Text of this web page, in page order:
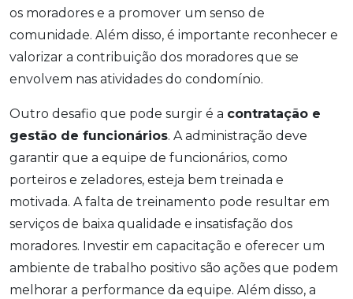
os moradores e a promover um senso de
comunidade. Além disso, é importante reconhecer e
valorizar a contribuição dos moradores que se
envolvem nas atividades do condomínio.
Outro desafio que pode surgir é a contratação e
gestão de funcionários. A administração deve
garantir que a equipe de funcionários, como
porteiros e zeladores, esteja bem treinada e
motivada. A falta de treinamento pode resultar em
serviços de baixa qualidade e insatisfação dos
moradores. Investir em capacitação e oferecer um
ambiente de trabalho positivo são ações que podem
melhorar a performance da equipe. Além disso, a